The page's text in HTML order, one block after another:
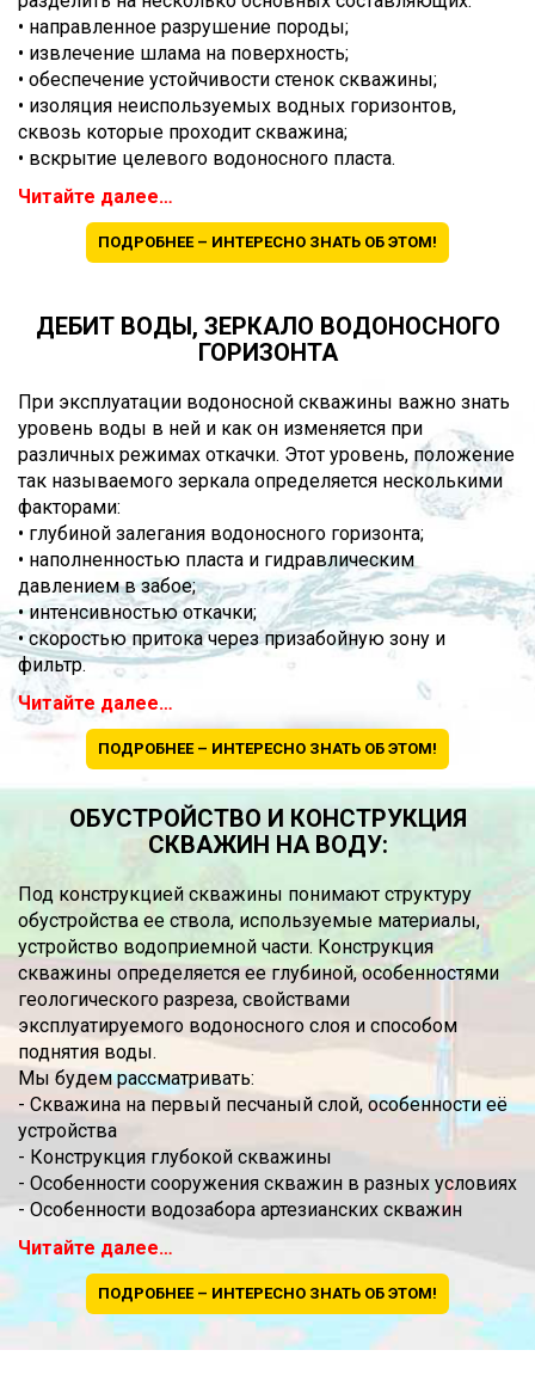
• направленное разрушение породы;
• извлечение шлама на поверхность;
• обеспечение устойчивости стенок скважины;
• изоляция неиспользуемых водных горизонтов,
сквозь которые проходит скважина;
• вскрытие целевого водоносного пласта.
Читайте далее…
ПОДРОБНЕЕ – ИНТЕРЕСНО ЗНАТЬ ОБ ЭТОМ!
ДЕБИТ ВОДЫ, ЗЕРКАЛО ВОДОНОСНОГО
ГОРИЗОНТА
При эксплуатации водоносной скважины важно знать
уровень воды в ней и как он изменяется при
различных режимах откачки. Этот уровень, положение
так называемого зеркала определяется несколькими
факторами:
• глубиной залегания водоносного горизонта;
• наполненностью пласта и гидравлическим
давлением в забое;
• интенсивностью откачки;
• скоростью притока через призабойную зону и
фильтр.
Читайте далее…
ПОДРОБНЕЕ – ИНТЕРЕСНО ЗНАТЬ ОБ ЭТОМ!
ОБУСТРОЙСТВО И КОНСТРУКЦИЯ
СКВАЖИН НА ВОДУ:
Под конструкцией скважины понимают структуру
обустройства ее ствола, используемые материалы,
устройство водоприемной части. Конструкция
скважины определяется ее глубиной, особенностями
геологического разреза, свойствами
эксплуатируемого водоносного слоя и способом
поднятия воды.
Мы будем рассматривать:
- Скважина на первый песчаный слой, особенности её
устройства
- Конструкция глубокой скважины
- Особенности сооружения скважин в разных условиях
- Особенности водозабора артезианских скважин
Читайте далее…
ПОДРОБНЕЕ – ИНТЕРЕСНО ЗНАТЬ ОБ ЭТОМ!